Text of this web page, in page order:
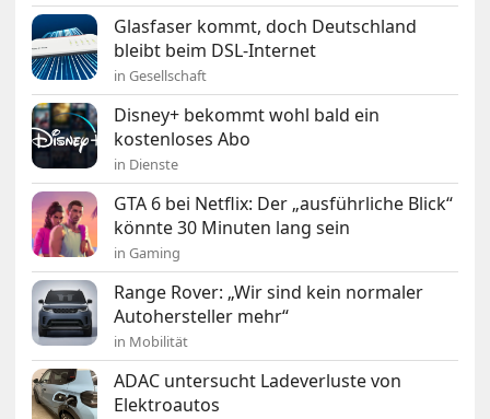
Glasfaser kommt, doch Deutschland
bleibt beim DSL-Internet
in Gesellschaft
Disney+ bekommt wohl bald ein
kostenloses Abo
in Dienste
GTA 6 bei Netflix: Der „ausführliche Blick“
könnte 30 Minuten lang sein
in Gaming
Range Rover: „Wir sind kein normaler
Autohersteller mehr“
in Mobilität
ADAC untersucht Ladeverluste von
Elektroautos